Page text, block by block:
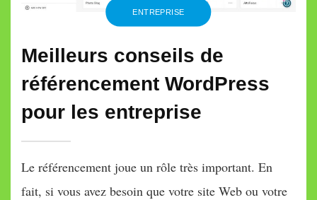
ENTREPRISE
Meilleurs conseils de
référencement WordPress
pour les entreprise
Le référencement joue un rôle très important. En
fait, si vous avez besoin que votre site Web ou votre